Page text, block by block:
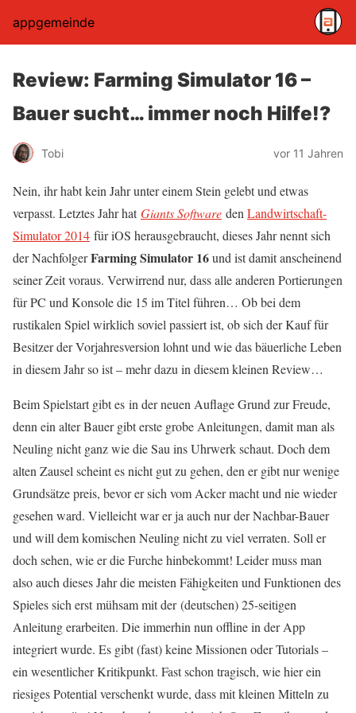
appgemeinde
Review: Farming Simulator 16 –
Bauer sucht… immer noch Hilfe!?
Tobi vor 11 Jahren
Nein, ihr habt kein Jahr unter einem Stein gelebt und etwas
verpasst. Letztes Jahr hatGiants Software den Landwirtschaft-
Simulator 2014 für iOS herausgebraucht, dieses Jahr nennt sich
der NachfolgerFarming Simulator 16und ist damit anscheinend
seiner Zeit voraus. Verwirrend nur, dass alle anderen Portierungen
für PC und Konsole die 15 im Titel führen… Ob bei dem
rustikalen Spiel wirklich soviel passiert ist, ob sich der Kauf für
Besitzer der Vorjahresversion lohnt und wie das bäuerliche Leben
in diesem Jahr so ist – mehr dazu in diesem kleinen Review…
Beim Spielstart gibt es in der neuen Auflage Grund zur Freude,
denn ein alter Bauer gibt erste grobe Anleitungen, damit man als
Neuling nicht ganz wie die Sau ins Uhrwerk schaut. Doch dem
alten Zausel scheint es nicht gut zu gehen, den er gibt nur wenige
Grundsätze preis, bevor er sich vom Acker macht und nie wieder
gesehen ward. Vielleicht war er ja auch nur der Nachbar-Bauer
und will dem komischen Neuling nicht zu viel verraten. Soll er
doch sehen, wie er die Furche hinbekommt! Leider muss man
also auch dieses Jahr die meisten Fähigkeiten und Funktionen des
Spieles sich erst mühsam mit der (deutschen) 25-seitigen
Anleitung erarbeiten. Die immerhin nun offline in der App
integriert wurde. Es gibt (fast) keine Missionen oder Tutorials –
ein wesentlicher Kritikpunkt. Fast schon tragisch, wie hier ein
riesiges Potential verschenkt wurde, dass mit kleinen Mitteln zu